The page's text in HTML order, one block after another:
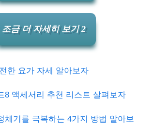
조금 더 자세히 보기 2
한 요가 자세 알아보자
8 액세서리 추천 리스트 살펴보자
체기를 극복하는 4가지 방법 알아보